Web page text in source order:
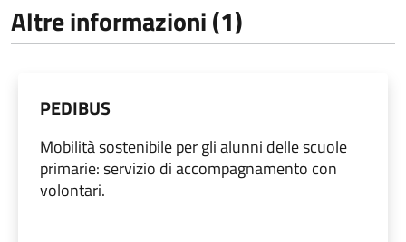
Altre informazioni (1)
PEDIBUS
Mobilità sostenibile per gli alunni delle scuole
primarie: servizio di accompagnamento con
volontari.